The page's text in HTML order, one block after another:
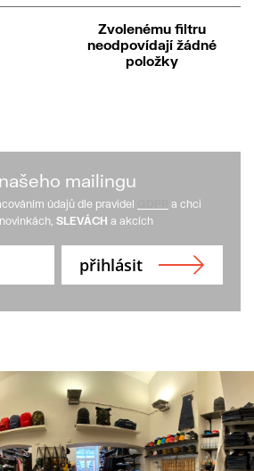
Zvolenému filtru
neodpovídají žádné
položky
mailingu
údajů dle pravidel
a chci
SLEVÁCH a akcích